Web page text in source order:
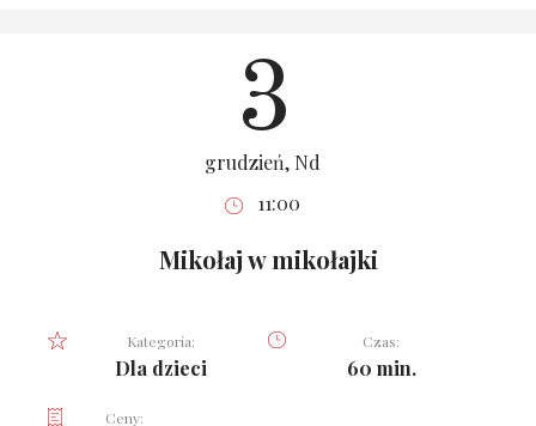
3
grudzień, Nd
11:00
Mikołaj w mikołajki
Kategoria:
Dla dzieci
Czas:
60 min.
Ceny: